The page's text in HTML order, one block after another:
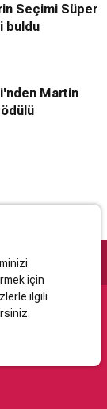
Seçimi Süper
buldu
Martin
için
ilgili